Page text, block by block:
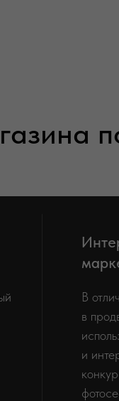
В
в
и